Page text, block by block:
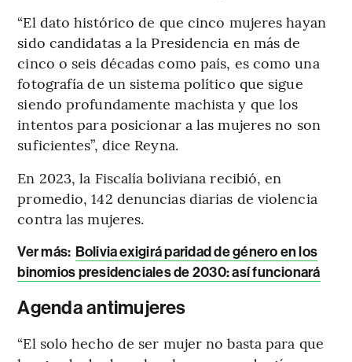
“El dato histórico de que cinco mujeres hayan
sido candidatas a la Presidencia en más de
cinco o seis décadas como país, es como una
fotografía de un sistema político que sigue
siendo profundamente machista y que los
intentos para posicionar a las mujeres no son
suficientes”, dice Reyna.
En 2023, la Fiscalía boliviana recibió, en
promedio, 142 denuncias diarias de violencia
contra las mujeres.
Ver más: Bolivia exigirá paridad de género en los
binomios presidenciales de 2030: así funcionará
Agenda antimujeres
“El solo hecho de ser mujer no basta para que